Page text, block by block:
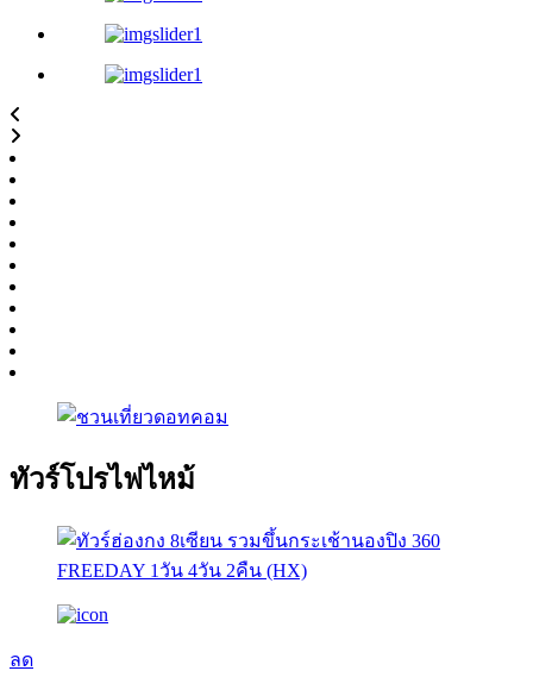
ทัวร์โปรไฟไหม้
ลด